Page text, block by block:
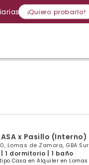
¡Quiero probarlo!
Dto. TIPO CASA x Pasillo (Interno)
Lomas de Zamora, GBA Sur
1 dormitorio | 1 baño
Casa en Alquiler en Lomas